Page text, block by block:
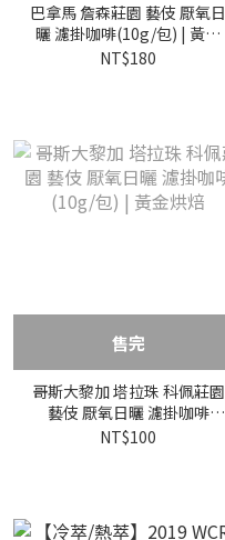
巴拿馬 詹森莊園 藝伎 厭氧日
曬 濾掛咖啡(10g/包) | 黃金
烘焙
NT$180
售完
哥斯大黎加 塔拉珠 科佩莊園
藝伎 厭氧日曬 濾掛咖啡
(10g/包) | 黃金烘焙
NT$100